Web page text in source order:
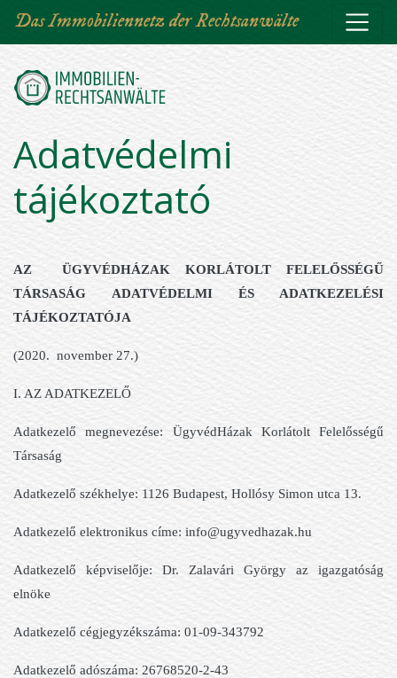
Direkt
zum
Das Immobiliennetz der Rechtsanwälte
Adatvédelmi
tájékoztató
AZ
ÜGYVÉDHÁZAK KORLÁTOLT FELELŐSSÉGŰ
TÁRSASÁG ADATVÉDELMI ÉS ADATKEZELÉSI
TÁJÉKOZTATÓJA
(2020. november 27.)
I. AZ ADATKEZELŐ
Adatkezelő megnevezése: ÜgyvédHázak Korlátolt Felelősségű
Társaság
Adatkezelő székhelye: 1126 Budapest, Hollósy Simon utca 13.
Adatkezelő elektronikus címe: info@ugyvedhazak.hu
Adatkezelő képviselője: Dr. Zalavári György az igazgatóság
elnöke
Adatkezelő cégjegyzékszáma: 01-09-343792
Adatkezelő adószáma: 26768520-2-43